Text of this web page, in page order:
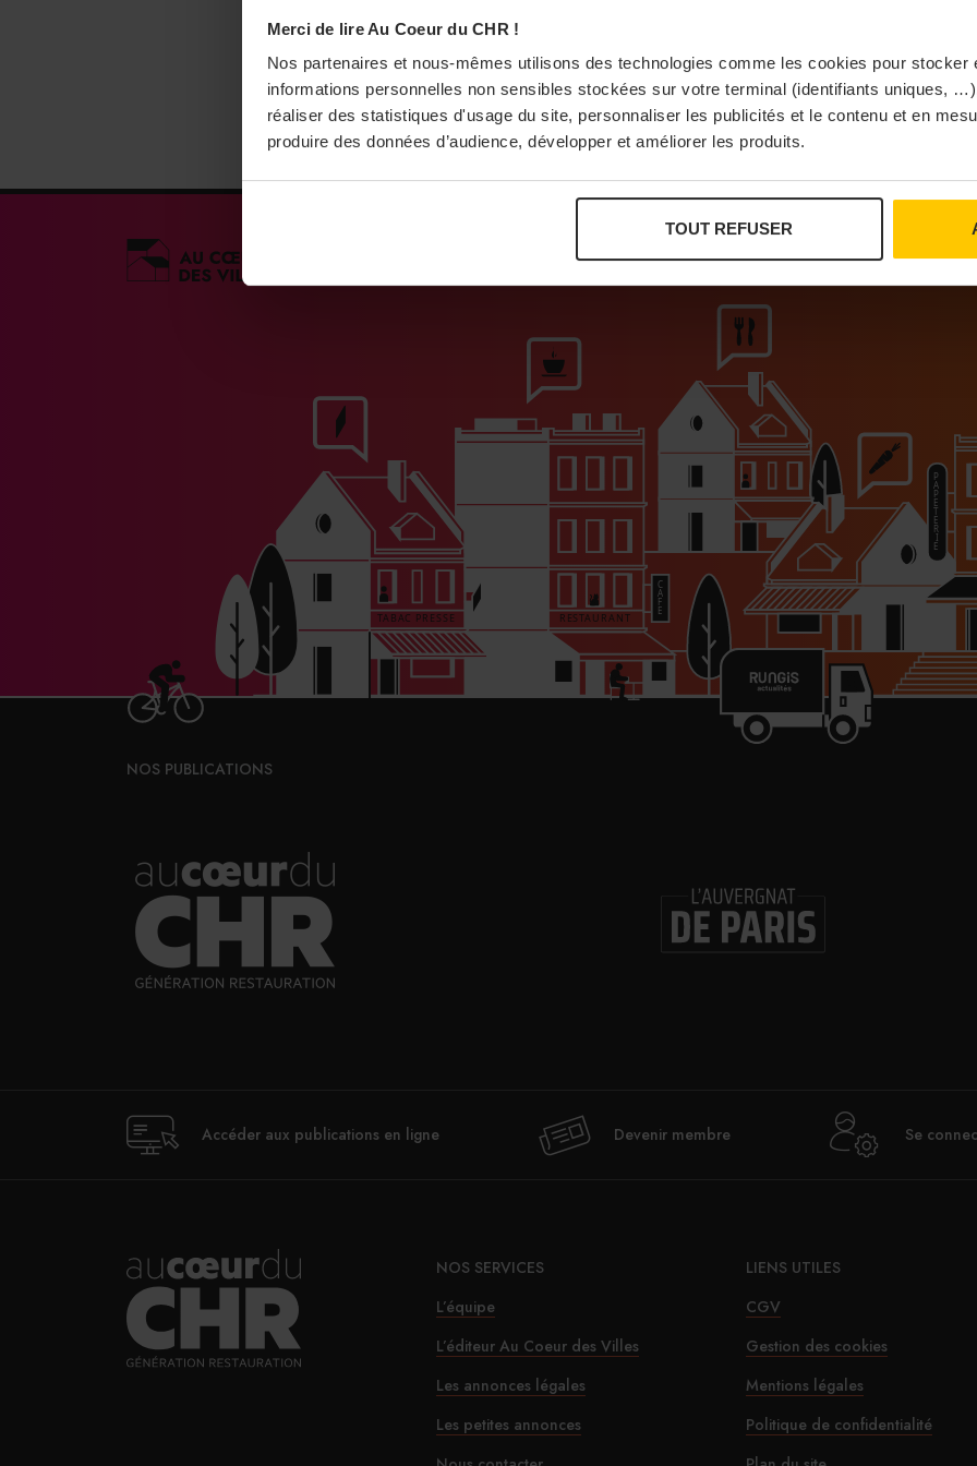
Merci de lire Au Coeur du CHR !
Nos partenaires et nous-mêmes utilisons des technologies comme les cookies pour stocker
informations personnelles non sensibles stockées sur votre terminal (identifiants uniques,
réaliser des statistiques d'usage du site, personnaliser les publicités et le contenu et en
produire des données d’audience, développer et améliorer les produits.
TOUT REFUSER
À
Les
Médias engagés pour que vivent les commerces de proximité
NOS PUBLICATIONS
Accéder aux publications en ligne Devenir membre Se
NOS SERVICES
L’équipe
L’éditeur Au Coeur des Villes
Les annonces légales
Les petites annonces
LIENS UTILES
CGV
Gestion des cookies
Mentions légales
Politique de confidentialité